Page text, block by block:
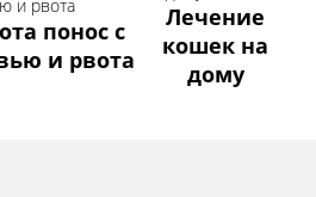
понос с
и рвота
Лечение
кошек на
дому